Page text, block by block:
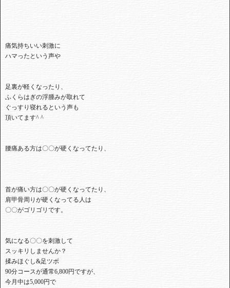
痛気持ちいい刺激に
ハマったという声や
足裏が軽くなったり、
ふくらはぎの浮腫みが取れて
ぐっすり寝れるという声も
頂いてます^ ^
腰痛ある方は〇〇が硬くなってたり、
首が痛い方は〇〇が硬くなってたり、
肩甲骨周りが硬くなってる人は
〇〇がゴリゴリです。
気になる〇〇を刺激して
スッキリしませんか？
揉みほぐし&足ツボ
90分コースが通常6,800円ですが、
今月中は5,000円で